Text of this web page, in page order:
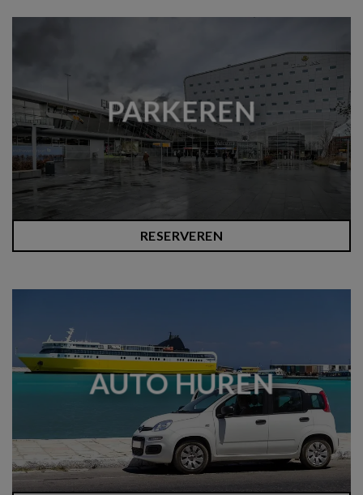
PARKEREN
RESERVEREN
AUTO HUREN